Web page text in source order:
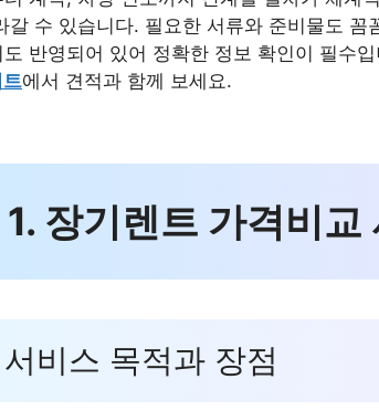
갈 수 있습니다. 필요한 서류와 준비물도
반영되어 있어 정확한 정보 확인이 필수
에서 견적과 함께 보세요.
장기렌트 가격비교
비스 목적과 장점